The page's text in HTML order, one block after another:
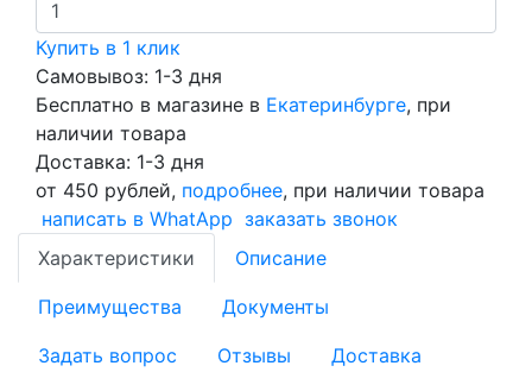
Купить в 1 клик
Самовывоз: 1-3 дня
Бесплатно в магазине в Екатеринбурге, при
наличии товара
Доставка: 1-3 дня
от 450 рублей, подробнее, при наличии товара
написать в WhatApp заказать звонок
Характеристики
Описание
Преимущества Документы
Задать вопрос Отзывы Доставка